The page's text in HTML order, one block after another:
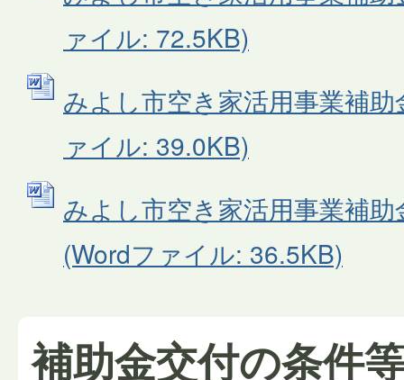
ァイル: 72.5KB)
みよし市空き家活用事業補
ァイル: 39.0KB)
みよし市空き家活用事業補
(Wordファイル: 36.5KB)
補助金交付の条件